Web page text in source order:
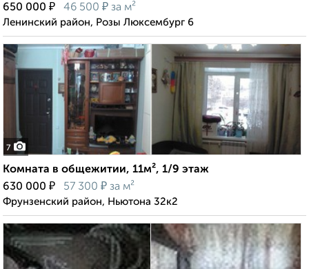
650 000 ₽ 46 500 ₽ за м²
Ленинский район, Розы Люксембург 6
7
Комната в общежитии, 11м², 1/9 этаж
630 000 ₽ 57 300 ₽ за м²
Фрунзенский район, Ньютона 32к2